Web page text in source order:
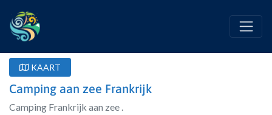
KAART
Camping aan zee Frankrijk
Camping Frankrijk aan zee .